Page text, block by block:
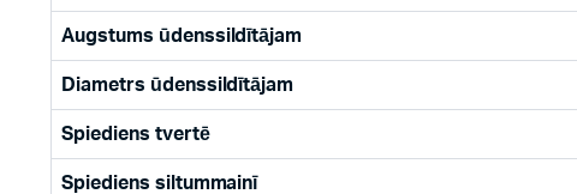
Augstums ūdenssildītājam
Diametrs ūdenssildītājam
Spiediens tvertē
Spiediens siltummainī